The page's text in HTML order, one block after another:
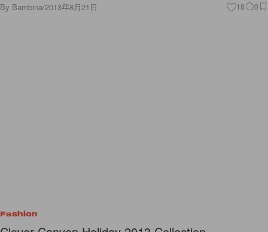
By Bambina/2013年8月21日 18 0
Fashion